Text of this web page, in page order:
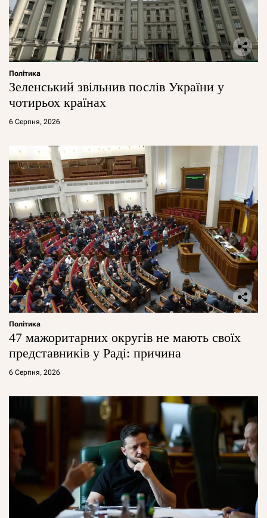
Політика
Зеленський звільнив послів України у
чотирьох країнах
6 Серпня, 2026
Політика
47 мажоритарних округів не мають своїх
представників у Раді: причина
6 Серпня, 2026